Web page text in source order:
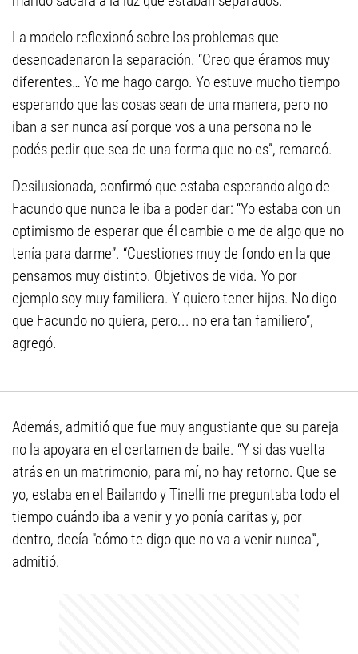
La modelo reflexionó sobre los problemas que
desencadenaron la separación. “Creo que éramos muy
diferentes… Yo me hago cargo. Yo estuve mucho tiempo
esperando que las cosas sean de una manera, pero no
iban a ser nunca así porque vos a una persona no le
podés pedir que sea de una forma que no es”, remarcó.
Desilusionada, confirmó que estaba esperando algo de
Facundo que nunca le iba a poder dar: “Yo estaba con un
optimismo de esperar que él cambie o me de algo que no
tenía para darme”. “Cuestiones muy de fondo en la que
pensamos muy distinto. Objetivos de vida. Yo por
ejemplo soy muy familiera. Y quiero tener hijos. No digo
que Facundo no quiera, pero... no era tan familiero”,
agregó.
Además, admitió que fue muy angustiante que su pareja
no la apoyara en el certamen de baile. “Y si das vuelta
atrás en un matrimonio, para mí, no hay retorno. Que se
yo, estaba en el Bailando y Tinelli me preguntaba todo el
tiempo cuándo iba a venir y yo ponía caritas y, por
dentro, decía "cómo te digo que no va a venir nunca’”,
admitió.